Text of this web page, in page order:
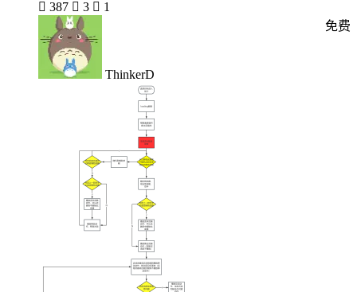
 387  3  1
ThinkerD
免费